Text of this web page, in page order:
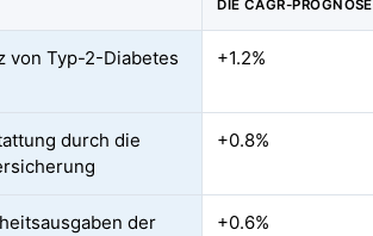
DIE CAGR-PROGNOSE
von Typ-2-Diabetes +1.2%
durch die
+0.8%
der
+0.6%